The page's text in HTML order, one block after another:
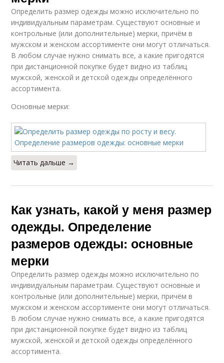
Определить размер одежды можно исключительно по
индивидуальным параметрам. Существуют основные и
контрольные (или дополнительные) мерки, причём в
мужском и женском ассортименте они могут отличаться.
В любом случае нужно снимать все, а какие пригодятся
при дистанционной покупке будет видно из таблиц
мужской, женской и детской одежды определённого
ассортимента.
Основные мерки:
Читать дальше →
Как узнать, какой у меня размер
одежды. Определение
размеров одежды: основные
мерки
Определить размер одежды можно исключительно по
индивидуальным параметрам. Существуют основные и
контрольные (или дополнительные) мерки, причём в
мужском и женском ассортименте они могут отличаться.
В любом случае нужно снимать все, а какие пригодятся
при дистанционной покупке будет видно из таблиц
мужской, женской и детской одежды определённого
ассортимента.